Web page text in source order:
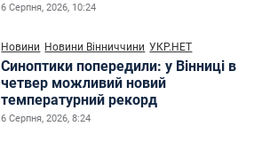
6 Серпня, 2026, 10:24
Новини Новини Вінниччини УКР.НЕТ
Синоптики попередили: у Вінниці в
четвер можливий новий
температурний рекорд
6 Серпня, 2026, 8:24